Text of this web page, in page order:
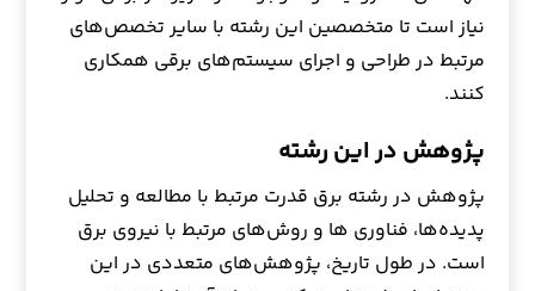
نیاز است تا متخصصین این رشته با سایر تخصص‌های
مرتبط در طراحی و اجرای سیستم‌های برقی همکاری
کنند.
پژوهش در این رشته
پژوهش در رشته برق قدرت مرتبط با مطالعه و تحلیل
پدیده‌ها، فناوری ها و روش‌های مرتبط با نیروی برق
است. در طول تاریخ، پژوهش‌های متعددی در این